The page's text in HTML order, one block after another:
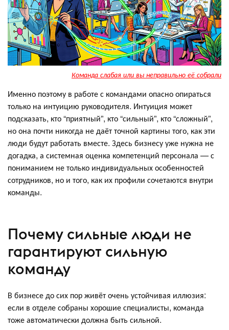
Команда слабая или вы неправильно её собрали
Именно поэтому в работе с командами опасно опираться
только на интуицию руководителя. Интуиция может
подсказать, кто “приятный”, кто “сильный”, кто “сложный”,
но она почти никогда не даёт точной картины того, как эти
люди будут работать вместе. Здесь бизнесу уже нужна не
догадка, а системная оценка компетенций персонала — с
пониманием не только индивидуальных особенностей
сотрудников, но и того, как их профили сочетаются внутри
команды.
Почему сильные люди не
гарантируют сильную
команду
В бизнесе до сих пор живёт очень устойчивая иллюзия:
если в отделе собраны хорошие специалисты, команда
тоже автоматически должна быть сильной.